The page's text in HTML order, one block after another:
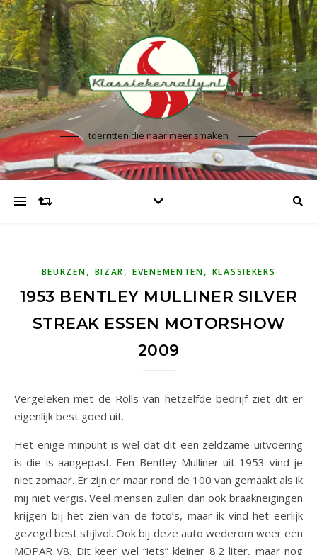
toerritten die naar meer smaken
BEURZEN, BIZAR, EVENEMENTEN, KLASSIEKERS
1953 BENTLEY MULLINER SILVER
STREAK ESSEN MOTORSHOW
2009
Vergeleken met de Rolls van hetzelfde bedrijf ziet dit er
eigenlijk best goed uit.
Het enige minpunt is wel dat dit een zeldzame uitvoering
is die is aangepast. Een Bentley Mulliner uit 1953 vind je
niet zomaar. Er zijn er maar rond de 100 van gemaakt als ik
mij niet vergis. Veel mensen zullen dan ook braakneigingen
krijgen bij het zien van de foto’s, maar ik vind het eerlijk
gezegd best stijlvol. Ook bij deze auto wederom weer een
MOPAR V8. Dit keer wel “iets” kleiner 8.2 liter, maar nog